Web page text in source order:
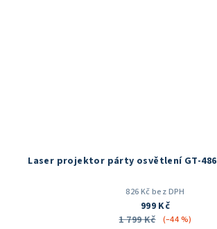
Laser projektor párty osvětlení GT-486
826 Kč bez DPH
999 Kč
1 799 Kč
(–44 %)